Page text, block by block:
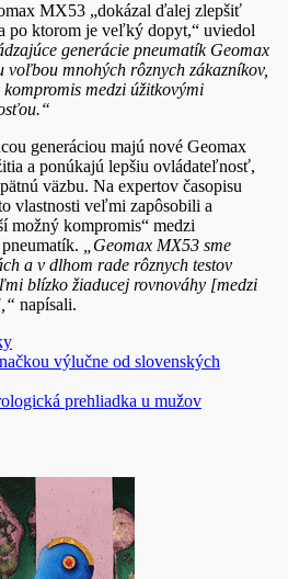
MX53 „dokázal ďalej zlepšiť
po ktorom je veľký dopyt,“ uviedol
generácie pneumatík Geomax
mnohých rôznych zákazníkov,
medzi úžitkovými
generáciou majú nové Geomax
a ponúkajú lepšiu ovládateľnosť,
väzbu. Na expertov časopisu
vlastnosti veľmi zapôsobili a
možný kompromis“ medzi
„Geomax MX53 sme
a v dlhom rade rôznych testov
blízko žiaducej rovnováhy [medzi
napísali.
výlučne od slovenských
prehliadka u mužov